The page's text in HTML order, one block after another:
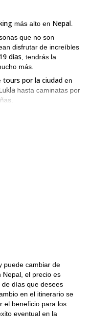
más alto en Nepal
que no son
disfrutar de increíbles
19 días , tendrás la
más.
tours por la ciudad en
hasta caminatas por
montañas del
recorrido.
picos tan asombrosos
Podrás ver varios
tiempo es algo
tendrás la
período de tiempo
este es el
también tendrás
adecuadamente.
para ver y
Mera tiene para
un mensaje.
puede cambiar de
Nepal, el precio es
días que desees
en el itinerario se
el beneficio para los
eventual en la